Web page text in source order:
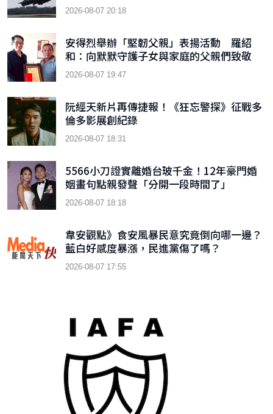
2026-08-07 20:18
安得烈舉辦「堅韌父親」表揚活動 羅紹
和：向默默守護子女與家庭的父親們致敬
2026-08-07 19:47
阮經天新片再傳捷報！《狂忘警探》征戰多
倫多影展創紀錄
2026-08-07 18:31
5566小刀證實離婚台玻千金！12年豪門婚
姻畫句點親發聲「分開一段時間了」
2026-08-07 18:18
韋安觀點》食安風暴民意究竟倒向哪一邊？
藍白好感度暴漲，民進黨傷了嗎？
2026-08-07 17:55